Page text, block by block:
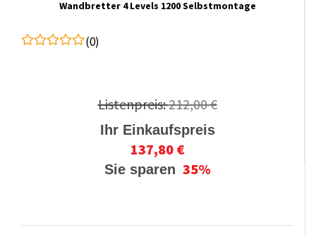
Wandbretter 4 Levels 1200 Selbstmontage
(0)
Listenpreis:212,00 €
Ihr Einkaufspreis
137,80 €
Sie sparen 35%